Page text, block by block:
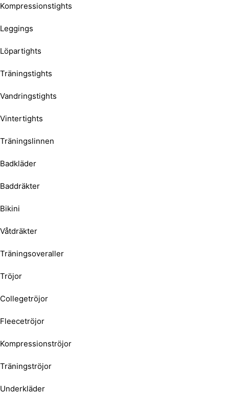
Kompressionstights
Leggings
Löpartights
Träningstights
Vandringstights
Vintertights
Träningslinnen
Badkläder
Baddräkter
Bikini
Våtdräkter
Träningsoveraller
Tröjor
Collegetröjor
Fleecetröjor
Kompressionströjor
Träningströjor
Underkläder